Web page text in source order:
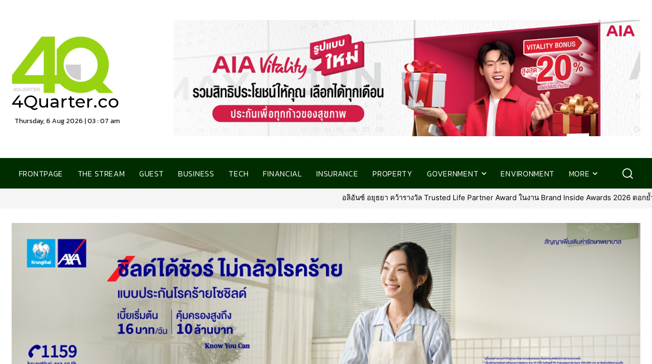
4Quarter.co
Thursday, 6 Aug 2026 | 03 : 07 am
FRONTPAGE THE STREAM GUEST BUSINESS TECH FINANCIAL INSURANCE PROPERTY GOVERNMENT ENVIRONMENT MORE
อลิอันซ์ อยุธยา คว้ารางวัล Trusted Life Partner Award ในงาน Brand Inside Awards 2026 ตอกย้ำความมุ่งมั่